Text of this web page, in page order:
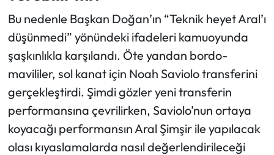
Bu nedenle Başkan Doğan’ın “Teknik heyet Aral’ı
düşünmedi” yönündeki ifadeleri kamuoyunda
şaşkınlıkla karşılandı. Öte yandan bordo-
mavililer, sol kanat için Noah Saviolo transferini
gerçekleştirdi. Şimdi gözler yeni transferin
performansına çevrilirken, Saviolo’nun ortaya
koyacağı performansın Aral Şimşir ile yapılacak
olası kıyaslamalarda nasıl değerlendirileceği